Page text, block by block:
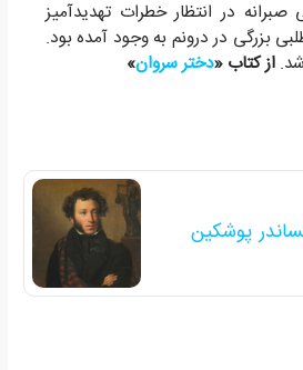
در انتظار خطرات تهدیدآمیز
بزرگى در درونم به وجود آمده بود.
از کتاب «دختر سروان»
پوشکین